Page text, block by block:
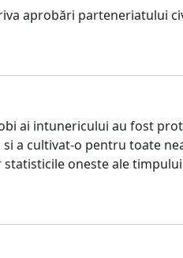
aprobări parteneriatului
ai intunericului au fost
a cultivat-o pentru toate
oneste ale